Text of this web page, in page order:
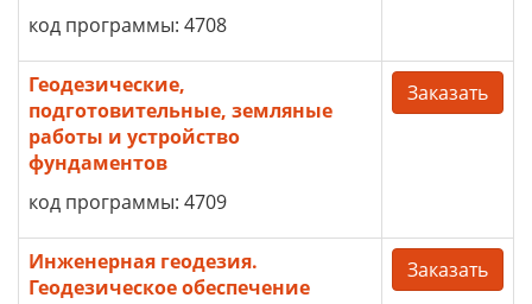
код программы: 4708
Геодезические,
подготовительные, земляные
работы и устройство
фундаментов
код программы: 4709
Заказать
Инженерная геодезия.
Геодезическое обеспечение
Заказать